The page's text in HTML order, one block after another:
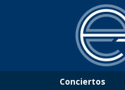
Conciertos